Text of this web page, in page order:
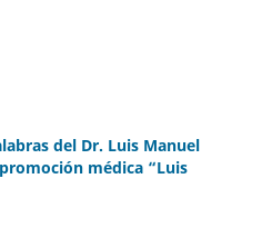
del Dr. Luis Manuel
médica “Luis